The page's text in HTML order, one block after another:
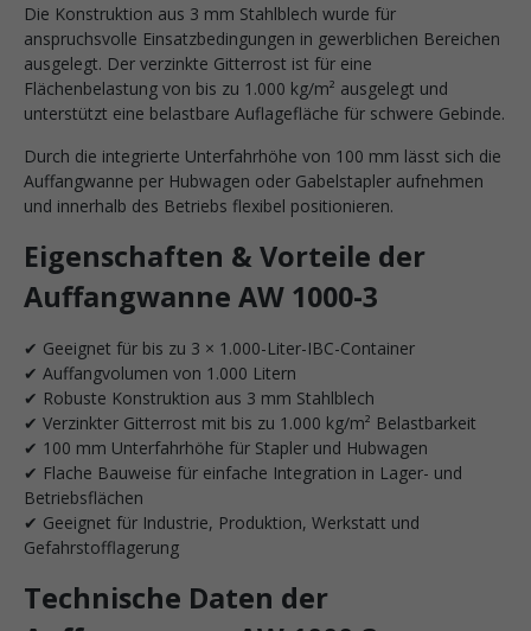
Die Konstruktion aus 3 mm Stahlblech wurde für
anspruchsvolle Einsatzbedingungen in gewerblichen Bereichen
ausgelegt. Der verzinkte Gitterrost ist für eine
Flächenbelastung von bis zu 1.000 kg/m² ausgelegt und
unterstützt eine belastbare Auflagefläche für schwere Gebinde.
Durch die integrierte Unterfahrhöhe von 100 mm lässt sich die
Auffangwanne per Hubwagen oder Gabelstapler aufnehmen
und innerhalb des Betriebs flexibel positionieren.
Eigenschaften & Vorteile der
Auffangwanne AW 1000-3
✔ Geeignet für bis zu 3 × 1.000-Liter-IBC-Container
✔ Auffangvolumen von 1.000 Litern
✔ Robuste Konstruktion aus 3 mm Stahlblech
✔ Verzinkter Gitterrost mit bis zu 1.000 kg/m² Belastbarkeit
✔ 100 mm Unterfahrhöhe für Stapler und Hubwagen
✔ Flache Bauweise für einfache Integration in Lager- und
Betriebsflächen
✔ Geeignet für Industrie, Produktion, Werkstatt und
Gefahrstofflagerung
Technische Daten der